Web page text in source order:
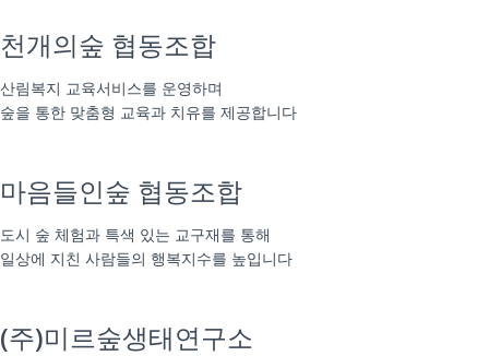
천개의숲 협동조합
산림복지 교육서비스를 운영하며
숲을 통한 맞춤형 교육과 치유를 제공합니다
마음들인숲 협동조합
도시 숲 체험과 특색 있는 교구재를 통해
일상에 지친 사람들의 행복지수를 높입니다
(주)미르숲생태연구소